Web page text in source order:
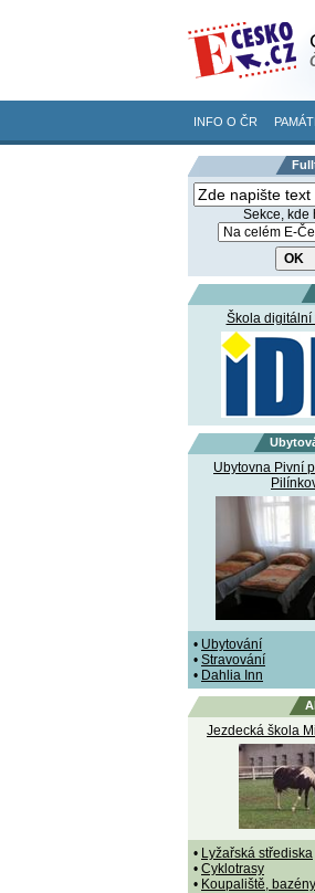
INFO O ČR
Sekce, kde
Škola digitální
Ubytovna Pivní
• Ubytování
• Stravování
• Dahlia Inn
Jezdecká škola
• Lyžařská střediska
• Cyklotrasy
• Koupaliště,